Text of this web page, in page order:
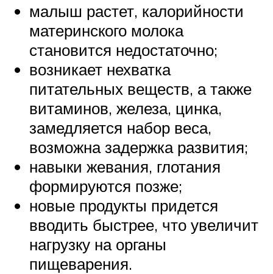
малыш растет, калорийности
материнского молока
становится недостаточно;
возникает нехватка
питательных веществ, а также
витаминов, железа, цинка,
замедляется набор веса,
возможна задержка развития;
навыки жевания, глотания
формируются позже;
новые продукты придется
вводить быстрее, что увеличит
нагрузку на органы
пищеварения.